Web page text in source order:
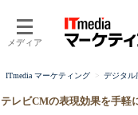
メディア
ITmedia マーケティング デジタル
テレビCMの表現効果を手軽